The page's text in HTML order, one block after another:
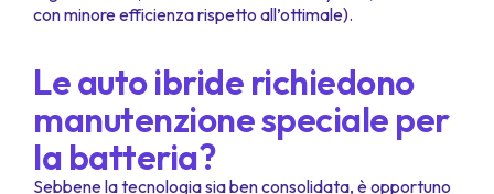
con minore efficienza rispetto all’ottimale).
Le auto ibride richiedono
manutenzione speciale per
la batteria?
Sebbene la tecnologia sia ben consolidata, è opportuno